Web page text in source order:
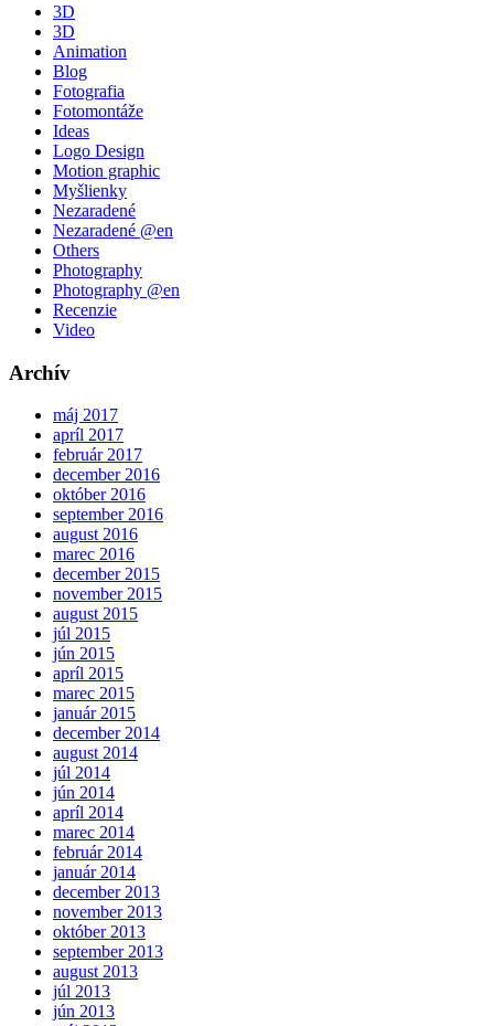
3D
3D
Animation
Blog
Fotografia
Fotomontáže
Ideas
Logo Design
Motion graphic
Myšlienky
Nezaradené
Nezaradené @en
Others
Photography
Photography @en
Recenzie
Video
Archív
máj 2017
apríl 2017
február 2017
december 2016
október 2016
september 2016
august 2016
marec 2016
december 2015
november 2015
august 2015
júl 2015
jún 2015
apríl 2015
marec 2015
január 2015
december 2014
august 2014
júl 2014
jún 2014
apríl 2014
marec 2014
február 2014
január 2014
december 2013
november 2013
október 2013
september 2013
august 2013
júl 2013
jún 2013